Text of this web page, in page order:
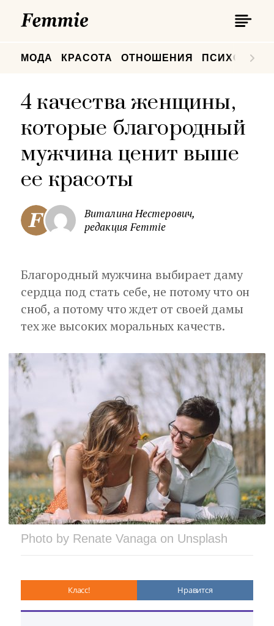
МОДА КРАСОТА ОТНОШЕНИЯ
4 качества женщины,
которые благородный
мужчина ценит выше
ее красоты
Виталина Нестерович,
редакция Femmie
Благородный мужчина выбирает даму
сердца под стать себе, не потому что он
сноб, а потому что ждет от своей дамы
тех же высоких моральных качеств.
Photo by Renate Vanaga on Unsplash
Класс! Нравится